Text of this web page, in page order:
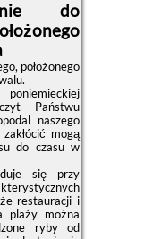
do
położonego
Państwu
naszego
mogą
do czasu w
się przy
restauracji i
plaży można
ryby od